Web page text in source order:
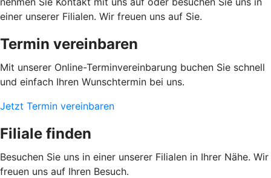
einer unserer Filialen. Wir freuen uns auf Sie.
Termin vereinbaren
Mit unserer Online-Terminvereinbarung buchen Sie schnell
und einfach Ihren Wunschtermin bei uns.
Jetzt Termin vereinbaren
Filiale finden
Besuchen Sie uns in einer unserer Filialen in Ihrer Nähe. Wir
freuen uns auf Ihren Besuch.